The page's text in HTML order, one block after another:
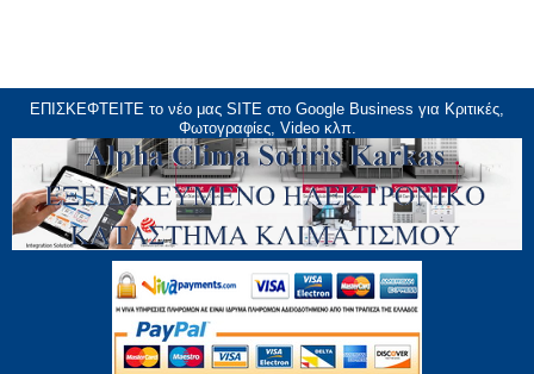
ΕΠΙΣΚΕΦΤΕΙΤΕ το νέο μας SITE στο Google Business για Κριτικές,
Φωτογραφίες, Video κλπ.